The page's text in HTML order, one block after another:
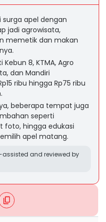
surga apel dengan
jadi agrowisata,
memetik dan makan
8, KTMA, Agro
dan Mandiri
ribu hingga Rp75 ribu
beberapa tempat juga
seperti
foto, hingga edukasi
apel matang.
and reviewed by